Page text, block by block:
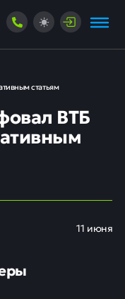
статьям
ВТБ
11 июня